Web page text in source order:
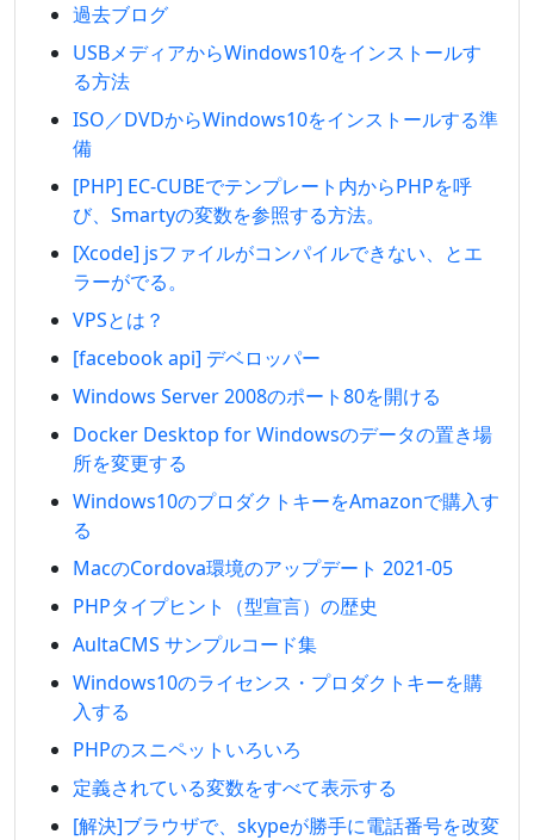
過去ブログ
USBメディアからWindows10をインストールす
る方法
ISO／DVDからWindows10をインストールする準
備
[PHP] EC-CUBEでテンプレート内からPHPを呼
び、Smartyの変数を参照する方法。
[Xcode] jsファイルがコンパイルできない、とエ
ラーがでる。
VPSとは？
[facebook api] デベロッパー
Windows Server 2008のポート80を開ける
Docker Desktop for Windowsのデータの置き場
所を変更する
Windows10のプロダクトキーをAmazonで購入す
る
MacのCordova環境のアップデート 2021-05
PHPタイプヒント（型宣言）の歴史
AultaCMS サンプルコード集
Windows10のライセンス・プロダクトキーを購
入する
PHPのスニペットいろいろ
定義されている変数をすべて表示する
[解決]ブラウザで、skypeが勝手に電話番号を改変